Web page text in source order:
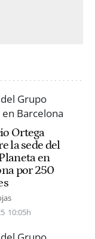
Ortega
la sede del
en
por 250
10:05h